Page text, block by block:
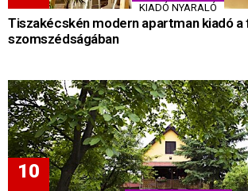
KIADÓ NYARALÓ
Tiszakécskén modern apartman kiadó
szomszédságában